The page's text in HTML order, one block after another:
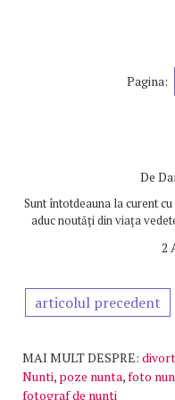
Pagina:
De
Sunt întotdeauna la curent
aduc noutăți din viața
2
articolul precedent
MAI MULT DESPRE: divort
Nunti, poze nunta,foto
fotograf de nunti